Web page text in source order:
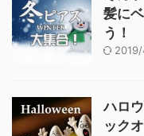
髪に
う！
ハロ
ック